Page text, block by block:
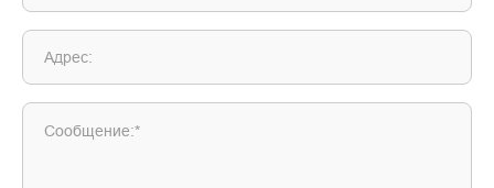
Адрес:
Сообщение:*